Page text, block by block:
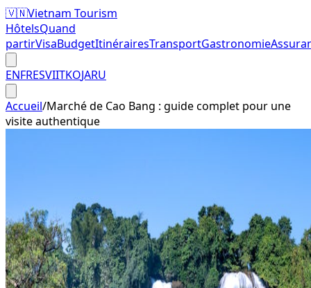
🇻🇳Vietnam Tourism
HôtelsQuand
partirVisaBudgetItinérairesTransportGastronomie
ENFRESVIITKOJARU
Accueil/Marché de Cao Bang : guide complet pour une
visite authentique